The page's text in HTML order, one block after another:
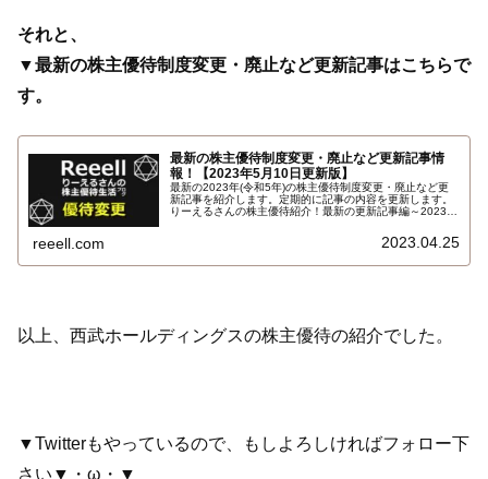
それと、
▼最新の株主優待制度変更・廃止など更新記事はこちらで
す。
最新の株主優待制度変更・廃止など更新記事情
報！【2023年5月10日更新版】
最新の2023年(令和5年)の株主優待制度変更・廃止など更
新記事を紹介します。定期的に記事の内容を更新します。
りーえるさんの株主優待紹介！最新の更新記事編～2023年
reeell.com 2023.04.25
以上、西武ホールディングスの株主優待の紹介でした。
▼Twitterもやっているので、もしよろしければフォロー下
さい▼・ω・▼